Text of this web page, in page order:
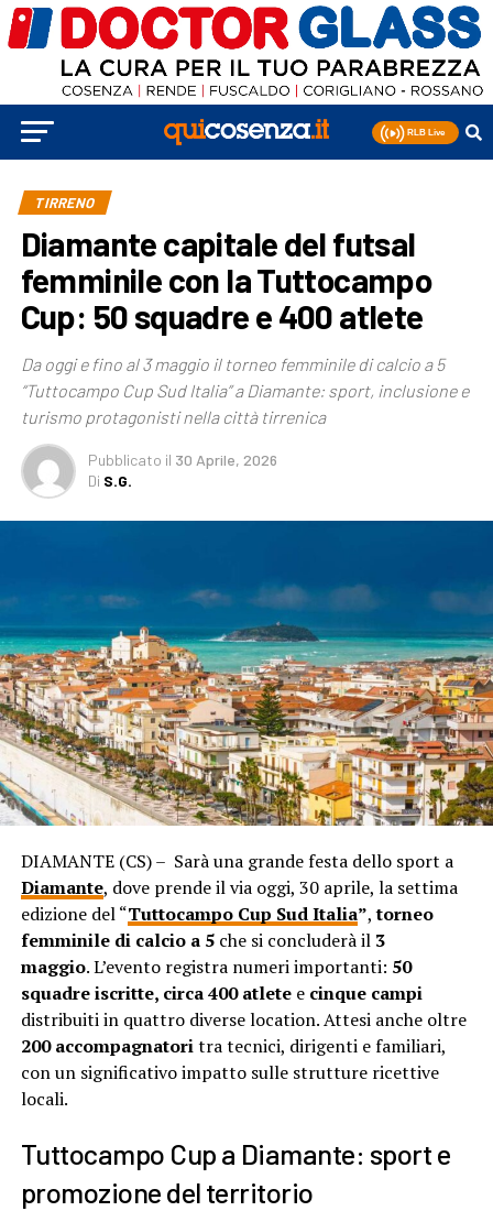
TIRRENO
Diamante capitale del futsal
femminile con la Tuttocampo
Cup: 50 squadre e 400 atlete
Da oggi e fino al 3 maggio il torneo femminile di calcio a 5
“Tuttocampo Cup Sud Italia” a Diamante: sport, inclusione e
turismo protagonisti nella città tirrenica
Pubblicato il 30 Aprile, 2026
Di S.G.
DIAMANTE (CS) – Sarà una grande festa dello sport a
Diamante, dove prende il via oggi, 30 aprile, la settima
edizione del “Tuttocampo Cup Sud Italia”,torneo
femminile di calcio a 5che si concluderà il3
maggio. L’evento registra numeri importanti: 50
squadre iscritte, circa 400 atletee cinque campi
distribuiti in quattro diverse location. Attesi anche oltre
200 accompagnatoritra tecnici, dirigenti e familiari,
con un significativo impatto sulle strutture ricettive
locali.
Tuttocampo Cup a Diamante: sport e
promozione del territorio